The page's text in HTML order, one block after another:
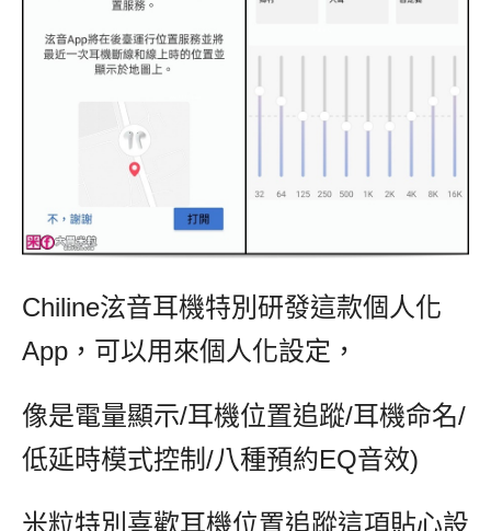
Chiline泫音耳機特別研發這款個人化
App，可以用來個人化設定，
像是電量顯示/耳機位置追蹤/耳機命名/
低延時模式控制/八種預約EQ音效)
米粒特別喜歡耳機位置追蹤這項貼心設